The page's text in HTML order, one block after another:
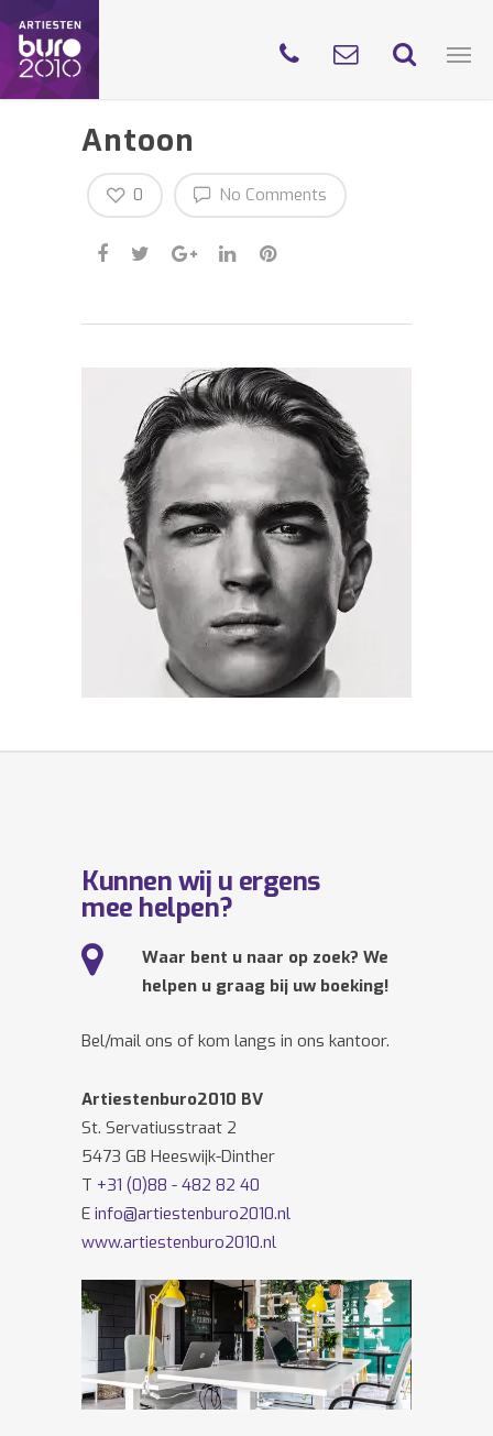
Antoon
No Comments
0
Kunnen wij u ergens
mee helpen?
Waar bent u naar op zoek? We
helpen u graag bij uw boeking!
Bel/mail ons of kom langs in ons kantoor.
Artiestenburo2010 BV
St. Servatiusstraat 2
5473 GB Heeswijk-Dinther
T +31 (0)88 - 482 82 40
E info@artiestenburo2010.nl
www.artiestenburo2010.nl
Volg ons ook opFacebookenTwitter